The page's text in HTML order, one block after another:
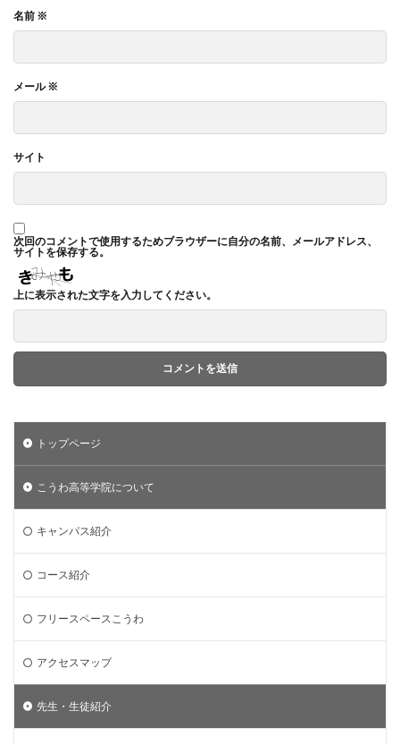
名前 ※
メール※
サイト
次回のコメントで使用するためブラウザーに自分の名前、メールアドレス、
サイトを保存する。
上に表示された文字を入力してください。
トップページ
こうわ高等学院について
キャンパス紹介
コース紹介
フリースペースこうわ
アクセスマップ
先生・生徒紹介